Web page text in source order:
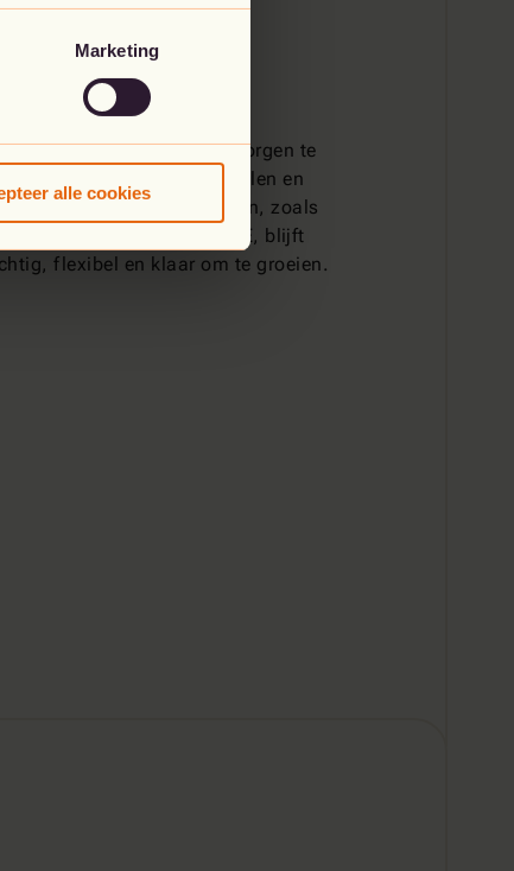
Marketing
alle cookies
om de uitdagingen van morgen te
vol vertrouwen kan schalen en
Met moderne technologieën, zoals
Zero Trust en SASE, blijft
flexibel en klaar om te groeien.